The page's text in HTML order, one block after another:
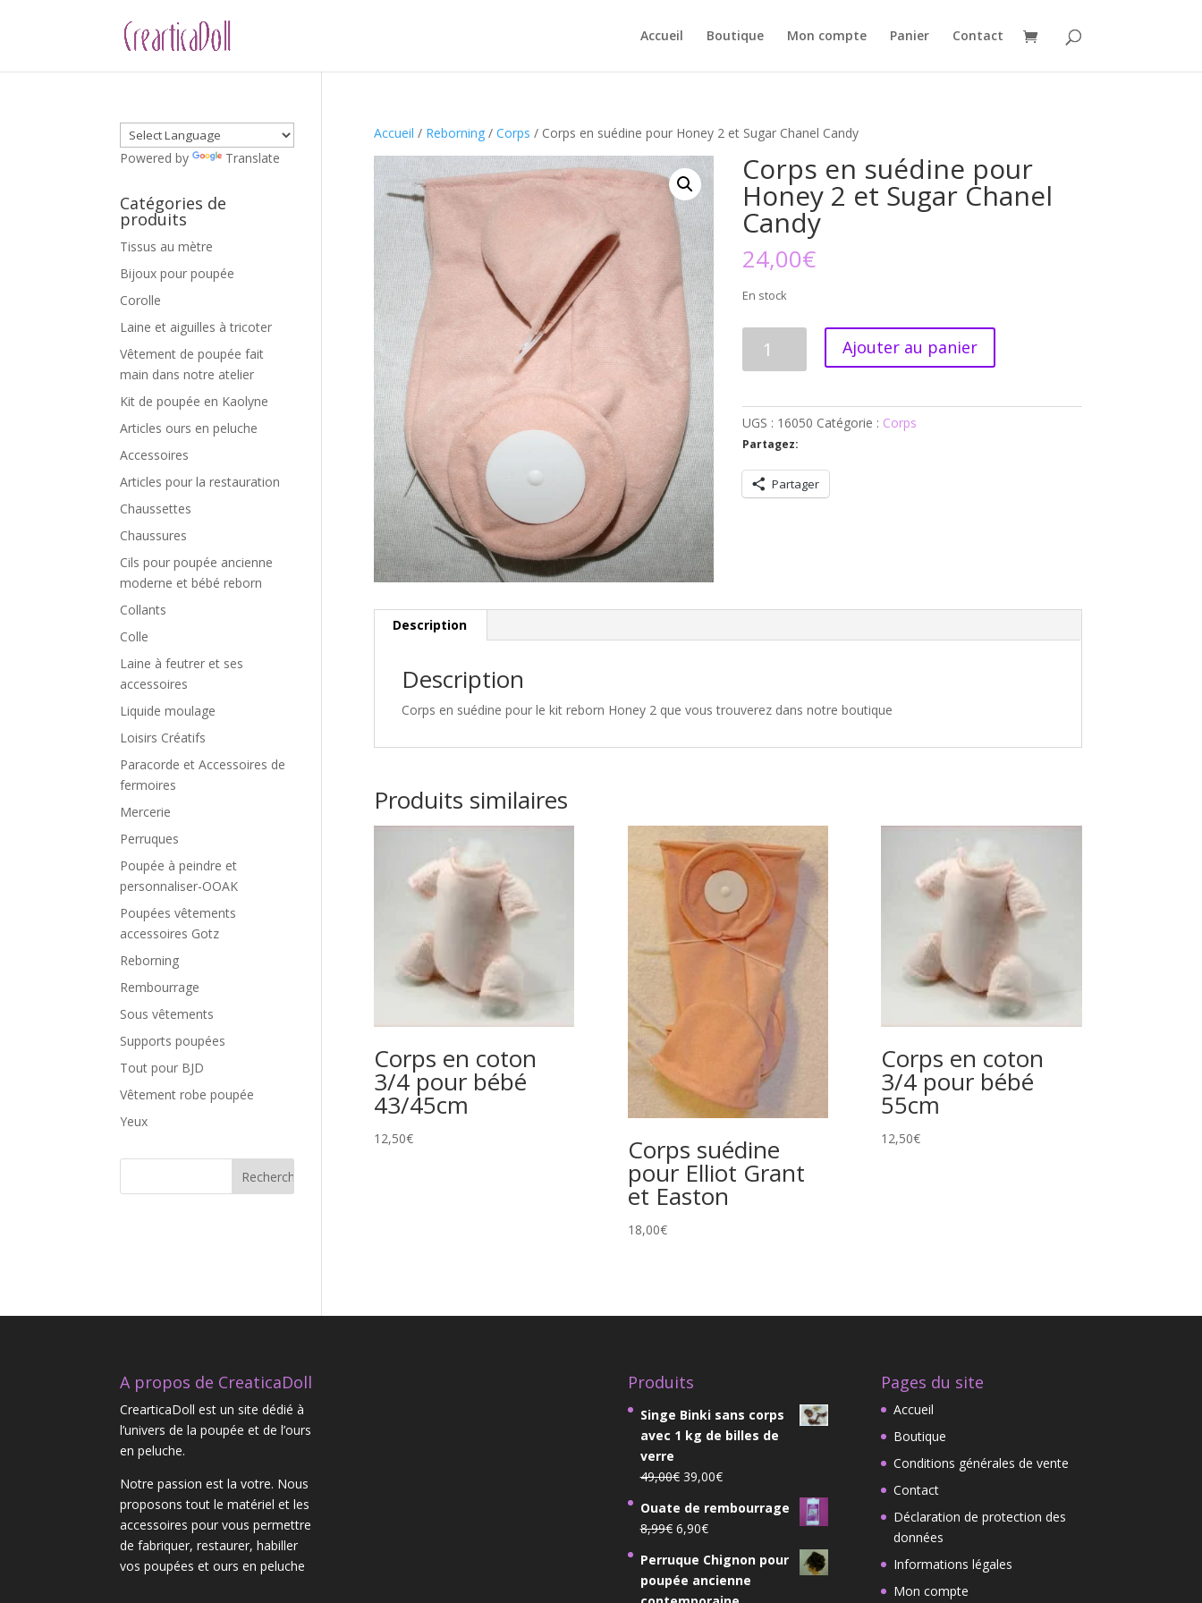
Accueil Boutique Mon compte Panier Contact
Accueil / Reborning/ Corps / Corps en suédine pour Honey 2 et Sugar Chanel Candy
Corps en suédine pour
Honey 2 et Sugar Chanel
Candy
24,00€
En stock
suédine
pour
et
Ajouter au panier
UGS : 16050 Catégorie : Corps
Partagez:
Partager
Description
Description
Corps en suédine pour le kit reborn Honey 2 que vous trouverez dans notre boutique
Produits similaires
Corps en coton
3/4 pour bébé
43/45cm
12,50€ Corps suédine
pour Elliot Grant
et Easton
18,00€
Corps en coton
3/4 pour bébé
55cm
12,50€
Powered by Translate
Catégories de
produits
Tissus au mètre
Bijoux pour poupée
Corolle
Laine et aiguilles à tricoter
Vêtement de poupée fait
main dans notre atelier
Kit de poupée en Kaolyne
Articles ours en peluche
Accessoires
Articles pour la restauration
Chaussettes
Chaussures
Cils pour poupée ancienne
moderne et bébé reborn
Collants
Colle
Laine à feutrer et ses
accessoires
Liquide moulage
Loisirs Créatifs
Paracorde et Accessoires de
fermoires
Mercerie
Perruques
Poupée à peindre et
personnaliser-OOAK
Poupées vêtements
accessoires Gotz
Reborning
Rembourrage
Sous vêtements
Supports poupées
Tout pour BJD
Vêtement robe poupée
Yeux
A propos de CreaticaDoll
CrearticaDoll est un site dédié à
l’univers de la poupée et de l’ours
en peluche.
Notre passion est la votre. Nous
proposons tout le matériel et les
accessoires pour vous permettre
de fabriquer, restaurer, habiller
vos poupées et ours en peluche
Produits
Singe Binki sans corps
avec 1 kg de billes de
verre
49,00€ Le
initial
était :
49,00€.
39,00€Le
actuel
39,00€.
Ouate de rembourrage
8,99€ Le
initial
était :
6,90€Le
actuel
est :
Perruque Chignon pour
poupée ancienne
Pages du site
Accueil
Boutique
Conditions générales de vente
Contact
Déclaration de protection des
données
Informations légales
Mon compte